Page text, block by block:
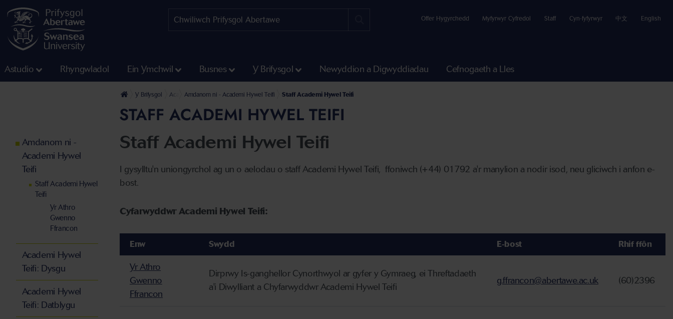
Offer Hygyrchedd Myfyrwyr Cyfredol Staff Cyn-fyfyrwyr 中文 English
Astudio Rhyngwladol Ein Ymchwil Busnes Y Brifysgol Newyddion a Digwyddiadau Cefnogaeth a Lles
Y Brifysgol Academi Hywel Teifi
Amdanom ni - Academi Hywel Teifi Staff Academi Hywel Teifi
STAFF ACADEMI HYWEL TEIFI
Staff Academi Hywel Teifi
I gysylltu'n uniongyrchol ag un o aelodau o staff Academi Hywel Teifi, ffoniwch (+44) 01792 a'r manylion a nodir isod, neu gliciwch i anfon e-
bost.
Cyfarwyddwr Academi Hywel Teifi:
Enw Swydd E-bost Rhif ffôn
Yr Athro
Gwenno
Ffrancon
Dirprwy Is-ganghellor Cynorthwyol ar gyfer y Gymraeg, ei Threftadaeth
a'i Diwylliant a Chyfarwyddwr Academi Hywel Teifi
g.ffrancon@abertawe.ac.uk (60)2396
Amdanom ni -
Academi Hywel
Teifi
Staff Academi Hywel
Teifi
Yr Athro
Gwenno
Ffrancon
Academi Hywel
Teifi: Dysgu
Academi Hywel
Teifi: Datblygu